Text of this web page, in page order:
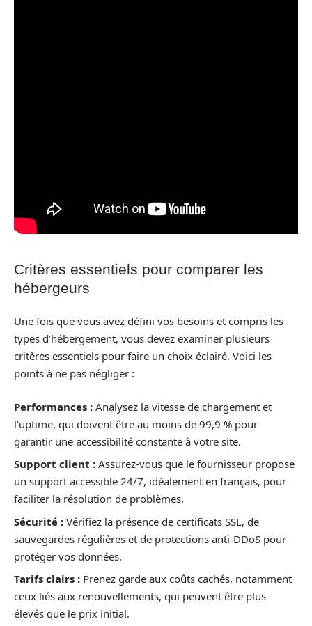
Critères essentiels pour comparer les
hébergeurs
Une fois que vous avez défini vos besoins et compris les
types d’hébergement, vous devez examiner plusieurs
critères essentiels pour faire un choix éclairé. Voici les
points à ne pas négliger :
Performances : Analysez la vitesse de chargement et
l’uptime, qui doivent être au moins de 99,9 % pour
garantir une accessibilité constante à votre site.
Support client : Assurez-vous que le fournisseur propose
un support accessible 24/7, idéalement en français, pour
faciliter la résolution de problèmes.
Sécurité : Vérifiez la présence de certificats SSL, de
sauvegardes régulières et de protections anti-DDoS pour
protéger vos données.
Tarifs clairs : Prenez garde aux coûts cachés, notamment
ceux liés aux renouvellements, qui peuvent être plus
élevés que le prix initial.